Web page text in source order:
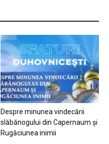
Despre minunea vindecării
slăbănogului din Capernaum și
Rugăciunea inimii